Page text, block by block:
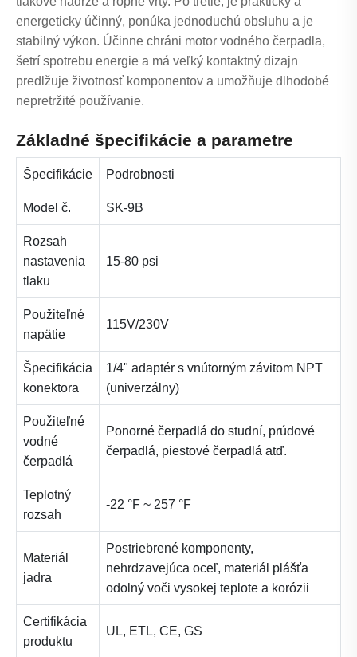
energeticky účinný, ponúka jednoduchú obsluhu a je
stabilný výkon. Účinne chráni motor vodného čerpadla,
šetrí spotrebu energie a má veľký kontaktný dizajn
predlžuje životnosť komponentov a umožňuje dlhodobé
nepretržité používanie.
Základné špecifikácie a parametre
Špecifikácie Podrobnosti
Model č. SK-9B
Rozsah
nastavenia
tlaku
15-80 psi
Použiteľné
napätie
115V/230V
Špecifikácia
konektora
1/4" adaptér s vnútorným závitom NPT
(univerzálny)
Použiteľné
vodné
čerpadlá
Ponorné čerpadlá do studní, prúdové
čerpadlá, piestové čerpadlá atď.
Teplotný
rozsah
-22 °F ~ 257 °F
Materiál
jadra
Postriebrené komponenty,
nehrdzavejúca oceľ, materiál plášťa
odolný voči vysokej teplote a korózii
Certifikácia
produktu
UL, ETL, CE, GS